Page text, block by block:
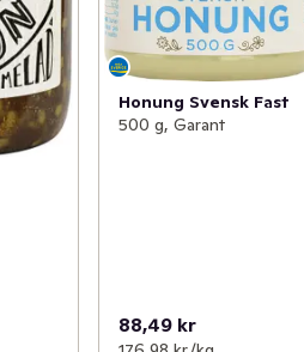
Honung Svensk Fast
500 g, Garant
88,49 kr